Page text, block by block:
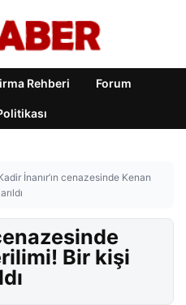
Rehberi Forum
İnanır’ın cenazesinde Kenan
Bir kişi